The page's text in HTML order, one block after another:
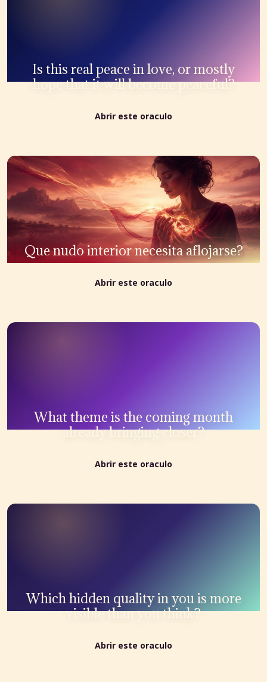
Is this real peace in love, or mostly
hope that it will become peaceful?
Abrir este oraculo
Que nudo interior necesita aflojarse?
Abrir este oraculo
What theme is the coming month
already bringing closer?
Abrir este oraculo
Which hidden quality in you is more
visible than you think?
Abrir este oraculo